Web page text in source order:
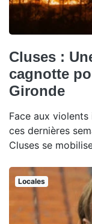
Cluses :
cagnotte
Gironde
Face aux
ces dernières
Cluses se
Locales